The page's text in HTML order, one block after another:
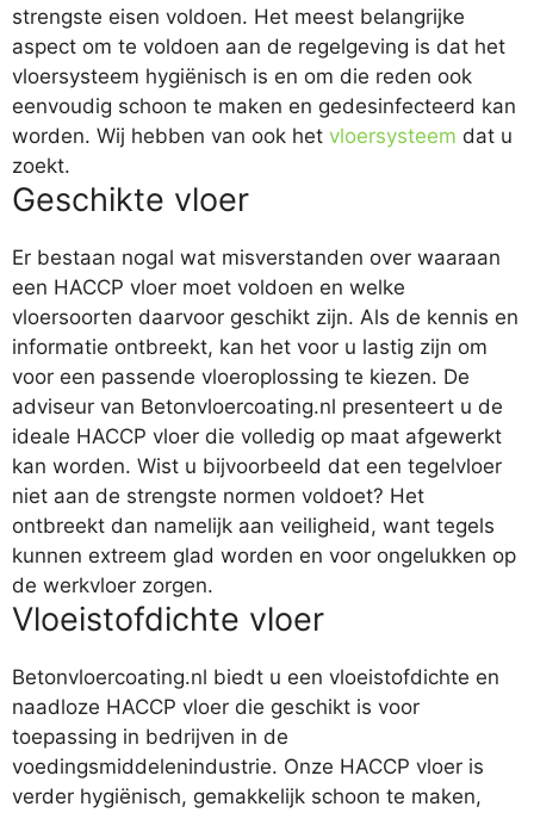
strengste eisen voldoen. Het meest belangrijke
aspect om te voldoen aan de regelgeving is dat het
vloersysteem hygiënisch is en om die reden ook
eenvoudig schoon te maken en gedesinfecteerd kan
worden. Wij hebben van ook het vloersysteem dat u
zoekt.
Geschikte vloer
Er bestaan nogal wat misverstanden over waaraan
een HACCP vloer moet voldoen en welke
vloersoorten daarvoor geschikt zijn. Als de kennis en
informatie ontbreekt, kan het voor u lastig zijn om
voor een passende vloeroplossing te kiezen. De
adviseur van Betonvloercoating.nl presenteert u de
ideale HACCP vloer die volledig op maat afgewerkt
kan worden. Wist u bijvoorbeeld dat een tegelvloer
niet aan de strengste normen voldoet? Het
ontbreekt dan namelijk aan veiligheid, want tegels
kunnen extreem glad worden en voor ongelukken op
de werkvloer zorgen.
Vloeistofdichte vloer
Betonvloercoating.nl biedt u een vloeistofdichte en
naadloze HACCP vloer die geschikt is voor
toepassing in bedrijven in de
voedingsmiddelenindustrie. Onze HACCP vloer is
verder hygiënisch, gemakkelijk schoon te maken,